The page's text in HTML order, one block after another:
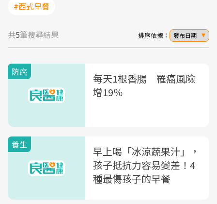
#西式早餐
共5筆搜尋結果 排序依據： 發布日期
防癌
每天1根香腸 罹癌風險
增19％
養生
早上喝「冰涼蔬果汁」，
孩子抵抗力容易變差！4
種最傷孩子的早餐